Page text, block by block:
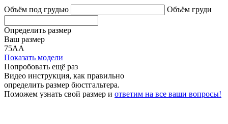
Объём под грудью Объём груди
Определить размер
Ваш размер
75АА
Показать модели
Попробовать ещё раз
Видео инструкция, как правильно
определить размер бюстгальтера.
Поможем узнать свой размер и ответим на все ваши вопросы!